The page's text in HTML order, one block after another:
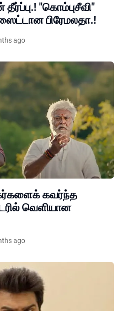
"கொம்புசீவி"
பிரேமலதா.!
ago
கவர்ந்த
வெளியான
ago